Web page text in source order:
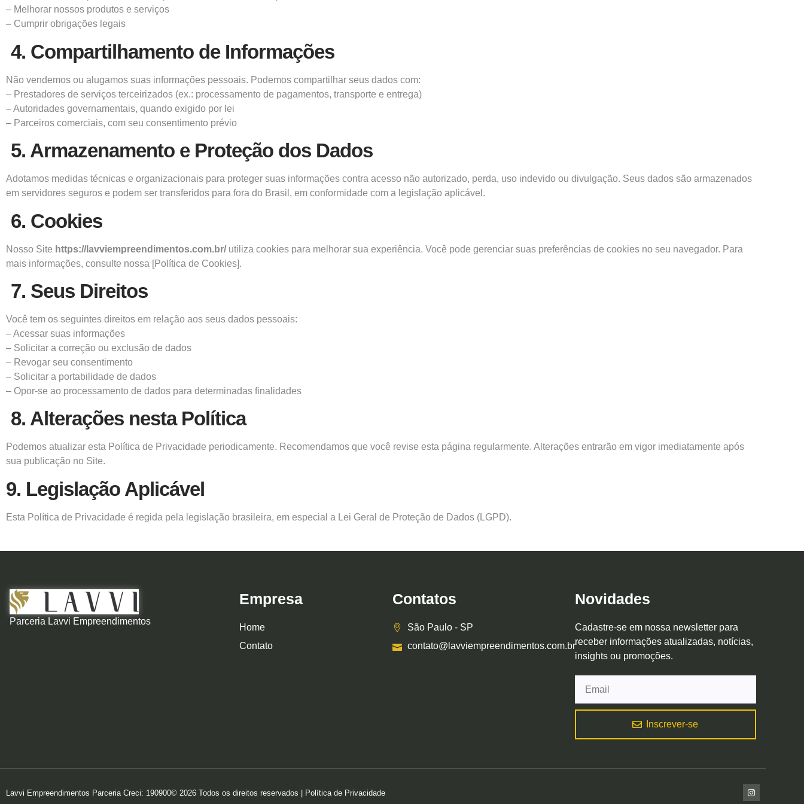
– Melhorar nossos produtos e serviços
– Cumprir obrigações legais
4. Compartilhamento de Informações
Não vendemos ou alugamos suas informações pessoais. Podemos compartilhar seus dados com:
– Prestadores de serviços terceirizados (ex.: processamento de pagamentos, transporte e entrega)
– Autoridades governamentais, quando exigido por lei
– Parceiros comerciais, com seu consentimento prévio
5. Armazenamento e Proteção dos Dados
Adotamos medidas técnicas e organizacionais para proteger suas informações contra acesso não autorizado, perda, uso indevido ou divulgação. Seus dados são armazenados
em servidores seguros e podem ser transferidos para fora do Brasil, em conformidade com a legislação aplicável.
6. Cookies
Nosso Site https://lavviempreendimentos.com.br/ utiliza cookies para melhorar sua experiência. Você pode gerenciar suas preferências de cookies no seu navegador. Para
mais informações, consulte nossa [Política de Cookies].
7. Seus Direitos
Você tem os seguintes direitos em relação aos seus dados pessoais:
– Acessar suas informações
– Solicitar a correção ou exclusão de dados
– Revogar seu consentimento
– Solicitar a portabilidade de dados
– Opor-se ao processamento de dados para determinadas finalidades
8. Alterações nesta Política
Podemos atualizar esta Política de Privacidade periodicamente. Recomendamos que você revise esta página regularmente. Alterações entrarão em vigor imediatamente após
sua publicação no Site.
9. Legislação Aplicável
Esta Política de Privacidade é regida pela legislação brasileira, em especial a Lei Geral de Proteção de Dados (LGPD).
Parceria Lavvi Empreendimentos
Empresa
Home
Contato
Contatos
São Paulo - SP
contato@lavviempreendimentos.com.br
Novidades
Cadastre-se em nossa newsletter para
receber informações atualizadas, notícias,
insights ou promoções.
Inscrever-se
Lavvi Empreendimentos Parceria Creci: 190900© 2026 Todos os direitos reservados | Política de Privacidade